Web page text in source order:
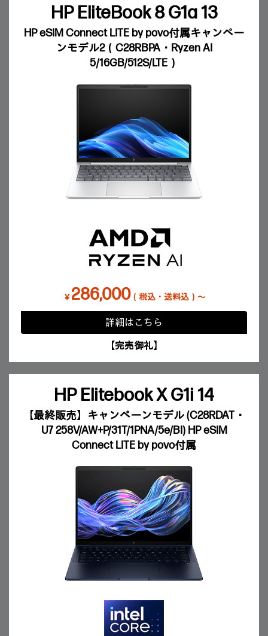
HP EliteBook 8 G1a 13
HP eSIM Connect LITE by povo付属キャンペー
ンモデル2（C28RBPA・Ryzen AI
5/16GB/512S/LTE）
￥286,000（税込・送料込）～
詳細はこちら
【完売御礼】
HP Elitebook X G1i 14
【最終販売】キャンペーンモデル (C28RDAT・
U7 258V/AW+P/31T/1PNA/5e/BI) HP eSIM
Connect LITE by povo付属